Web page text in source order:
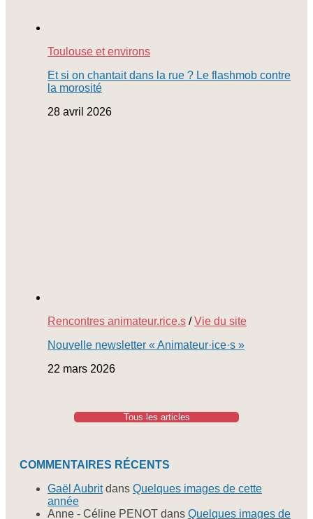
Toulouse et environs
Et si on chantait dans la rue ? Le flashmob contre
la morosité
28 avril 2026
Rencontres animateur.rice.s /Vie du site
Nouvelle newsletter « Animateur·ice·s »
22 mars 2026
Tous les articles
COMMENTAIRES RÉCENTS
Gaël Aubritdans Quelques images de cette
année
Anne - Céline PENOT dans Quelques images de